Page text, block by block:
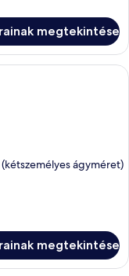
megtekintése
nappali, amelyben
ágyméret)
megtekintése